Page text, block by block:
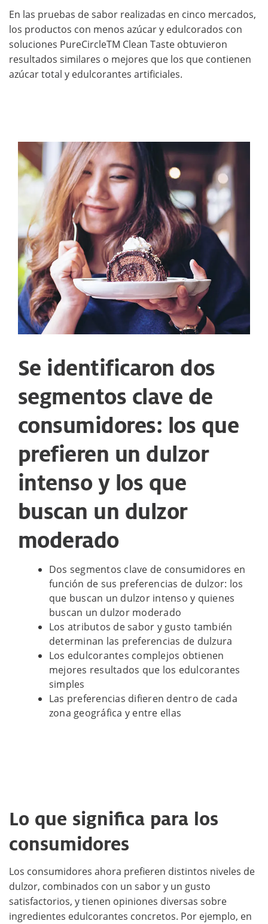
En las pruebas de sabor realizadas en cinco mercados,
los productos con menos azúcar y edulcorados con
soluciones PureCircleTM Clean Taste obtuvieron
resultados similares o mejores que los que contienen
azúcar total y edulcorantes artificiales.
Se identificaron dos
segmentos clave de
consumidores: los que
prefieren un dulzor
intenso y los que
buscan un dulzor
moderado
Dos segmentos clave de consumidores en
función de sus preferencias de dulzor: los
que buscan un dulzor intenso y quienes
buscan un dulzor moderado
Los atributos de sabor y gusto también
determinan las preferencias de dulzura
Los edulcorantes complejos obtienen
mejores resultados que los edulcorantes
simples
Las preferencias difieren dentro de cada
zona geográfica y entre ellas
Lo que significa para los
consumidores
Los consumidores ahora prefieren distintos niveles de
dulzor, combinados con un sabor y un gusto
satisfactorios, y tienen opiniones diversas sobre
ingredientes edulcorantes concretos. Por ejemplo, en